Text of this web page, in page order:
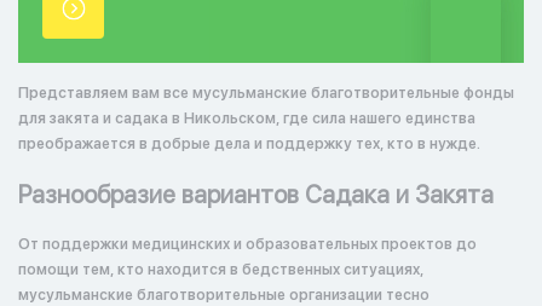
точки.
Представляем вам все мусульманские благотворительные фонды
для закята и садака в Никольском, где сила нашего единства
преображается в добрые дела и поддержку тех, кто в нужде.
Разнообразие вариантов Садака и Закята
От поддержки медицинских и образовательных проектов до
помощи тем, кто находится в бедственных ситуациях,
мусульманские благотворительные организации тесно